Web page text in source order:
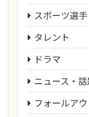
スポーツ選手
タレント
ドラマ
ニュース・
フォールア